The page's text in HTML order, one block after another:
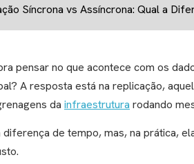
Síncrona vs Assíncrona: Qual a
pensar no que acontece com os
A resposta está na replicação,
da infraestrutura rodando
diferença de tempo, mas, na prática,